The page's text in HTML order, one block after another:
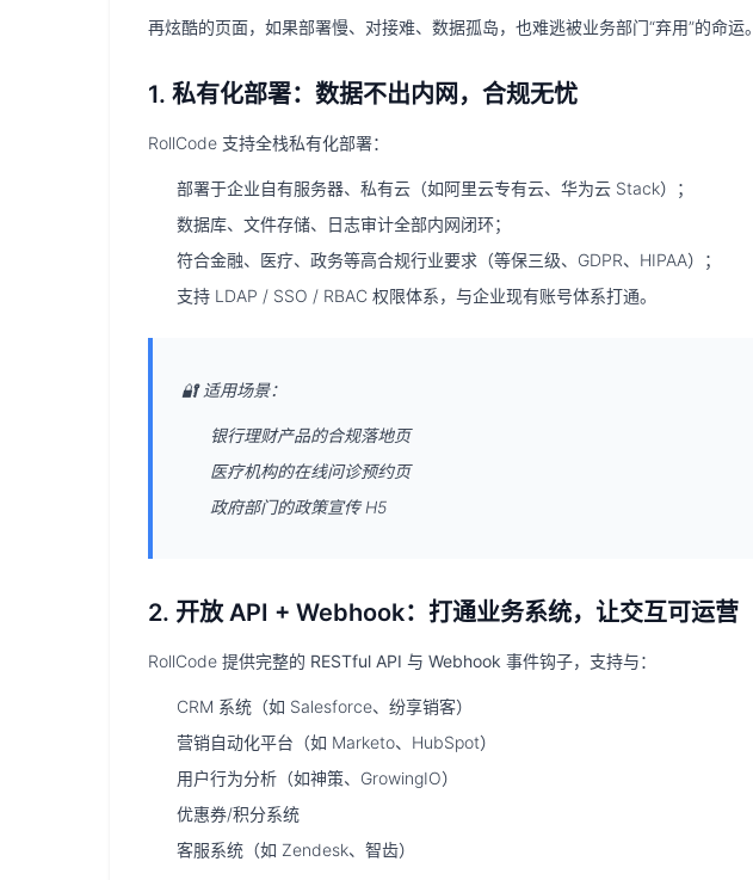
再炫酷的页面，如果部署慢、对接难、数据孤岛，也难逃被业务部门“弃用”的命运。
1. 私有化部署：数据不出内网，合规无忧
RollCode 支持全栈私有化部署：
部署于企业自有服务器、私有云（如阿里云专有云、华为云 Stack）；
数据库、文件存储、日志审计全部内网闭环；
符合金融、医疗、政务等高合规行业要求（等保三级、GDPR、HIPAA）；
支持 LDAP / SSO / RBAC 权限体系，与企业现有账号体系打通。
🔐 适用场景：
银行理财产品的合规落地页
医疗机构的在线问诊预约页
政府部门的政策宣传 H5
2. 开放 API + Webhook：打通业务系统，让交互可运营
RollCode 提供完整的 RESTful API 与 Webhook 事件钩子，支持与：
CRM 系统（如 Salesforce、纷享销客）
营销自动化平台（如 Marketo、HubSpot）
用户行为分析（如神策、GrowingIO）
优惠券/积分系统
客服系统（如 Zendesk、智齿）